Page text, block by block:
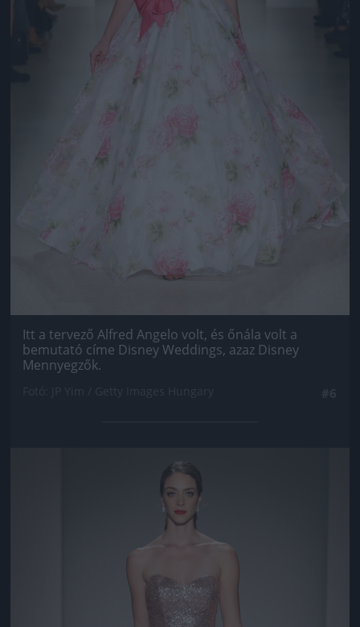
Itt a tervező Alfred Angelo volt, és őnála volt a
bemutató címe Disney Weddings, azaz Disney
Mennyegzők.
Jön még kép!